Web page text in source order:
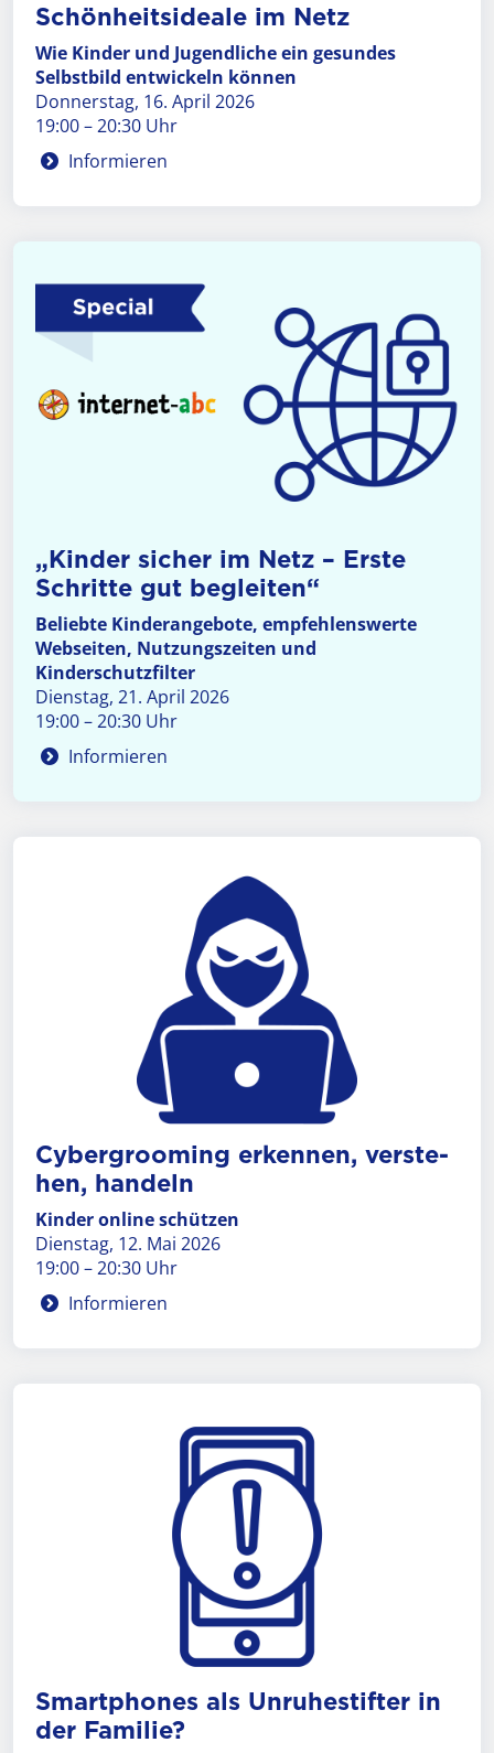
Schön­heits­ideale im Netz
Wie Kinder und Jugendliche ein gesundes
Selbstbild entwickeln können
Donnerstag, 16. April 2026
19:00 – 20:30 Uhr
Informieren
„Kinder sicher im Netz – Erste
Schritte gut begleiten“
Beliebte Kinderangebote, empfehlenswerte
Webseiten, Nutzungszeiten und
Kinderschutzfilter
Dienstag, 21. April 2026
19:00 – 20:30 Uhr
Informieren
Cyber­grooming erken­nen, ver­ste­
hen, han­deln
Kinder online schützen
Dienstag, 12. Mai 2026
19:00 – 20:30 Uhr
Informieren
Smart­phones als Un­ruhe­stifter in
der Familie?